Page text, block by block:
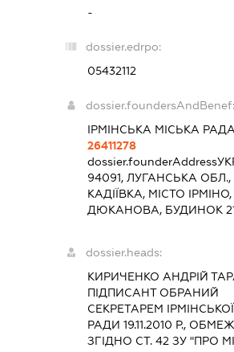
-
dossier.edrpo:
05432112
dossier.foundersAndBenef:
ІРМІНСЬКА МІСЬКА РАДА
26411278
dossier.founderAddress
94091, ЛУГАНСЬКА ОБЛ.,
КАДІЇВКА, МІСТО
ДЮКАНОВА, БУДИНОК
dossier.heads:
КИРИЧЕНКО АНДРІЙ
ПІДПИСАНТОБРАНИЙ
СЕКРЕТАРЕМ
РАДИ 19.11.2010 Р.,
ЗГІДНО СТ. 42 ЗУ "ПРО